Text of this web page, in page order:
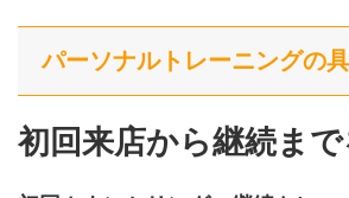
パーソナルトレーニングの
初回来店から継続ま